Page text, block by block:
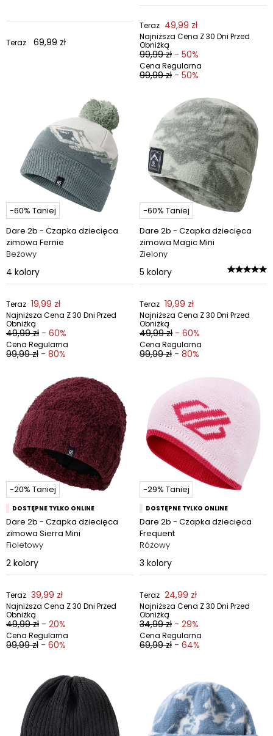
Teraz 69,99 zł
Teraz 49,99 zł
Najniższa Cena Z 30 Dni Przed
Obniżką
99,99 zł - 50%
Cena Regularna
99,99 zł - 50%
-60% Taniej
Dare 2b - Czapka dziecięca
zimowa Fernie
Beżowy
4 kolory
Teraz 19,99 zł
Najniższa Cena Z 30 Dni Przed
Obniżką
49,99 zł - 60%
Cena Regularna
99,99 zł - 80%
-60% Taniej
Dare 2b - Czapka dziecięca
zimowa Magic Mini
Zielony
5 kolory
Teraz 19,99 zł
Najniższa Cena Z 30 Dni Przed
Obniżką
49,99 zł - 60%
Cena Regularna
99,99 zł - 80%
-20% Taniej
DOSTĘPNE TYLKO ONLINE
Dare 2b - Czapka dziecięca
zimowa Sierra Mini
Fioletowy
2 kolory
Teraz 39,99 zł
Najniższa Cena Z 30 Dni Przed
Obniżką
49,99 zł - 20%
Cena Regularna
99,99 zł - 60%
-29% Taniej
DOSTĘPNE TYLKO ONLINE
Dare 2b - Czapka dziecięca
Frequent
Różowy
3 kolory
Teraz 24,99 zł
Najniższa Cena Z 30 Dni Przed
Obniżką
34,99 zł - 29%
Cena Regularna
69,99 zł - 64%